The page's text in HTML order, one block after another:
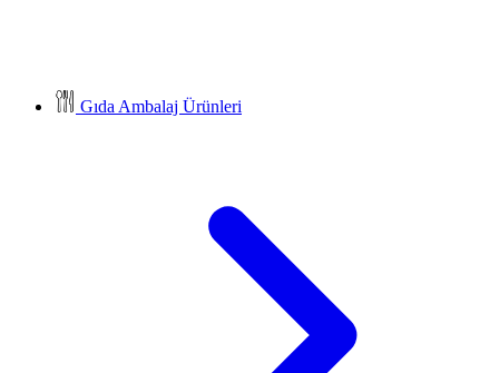
Gıda Ambalaj Ürünleri